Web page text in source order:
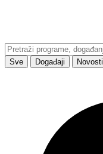
Sve Događaji Novosti